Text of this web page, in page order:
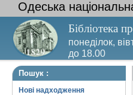
Одеська
Бібліотека
понеділок,
до 18.00
Вихідний
Пошук :
Нові надходження